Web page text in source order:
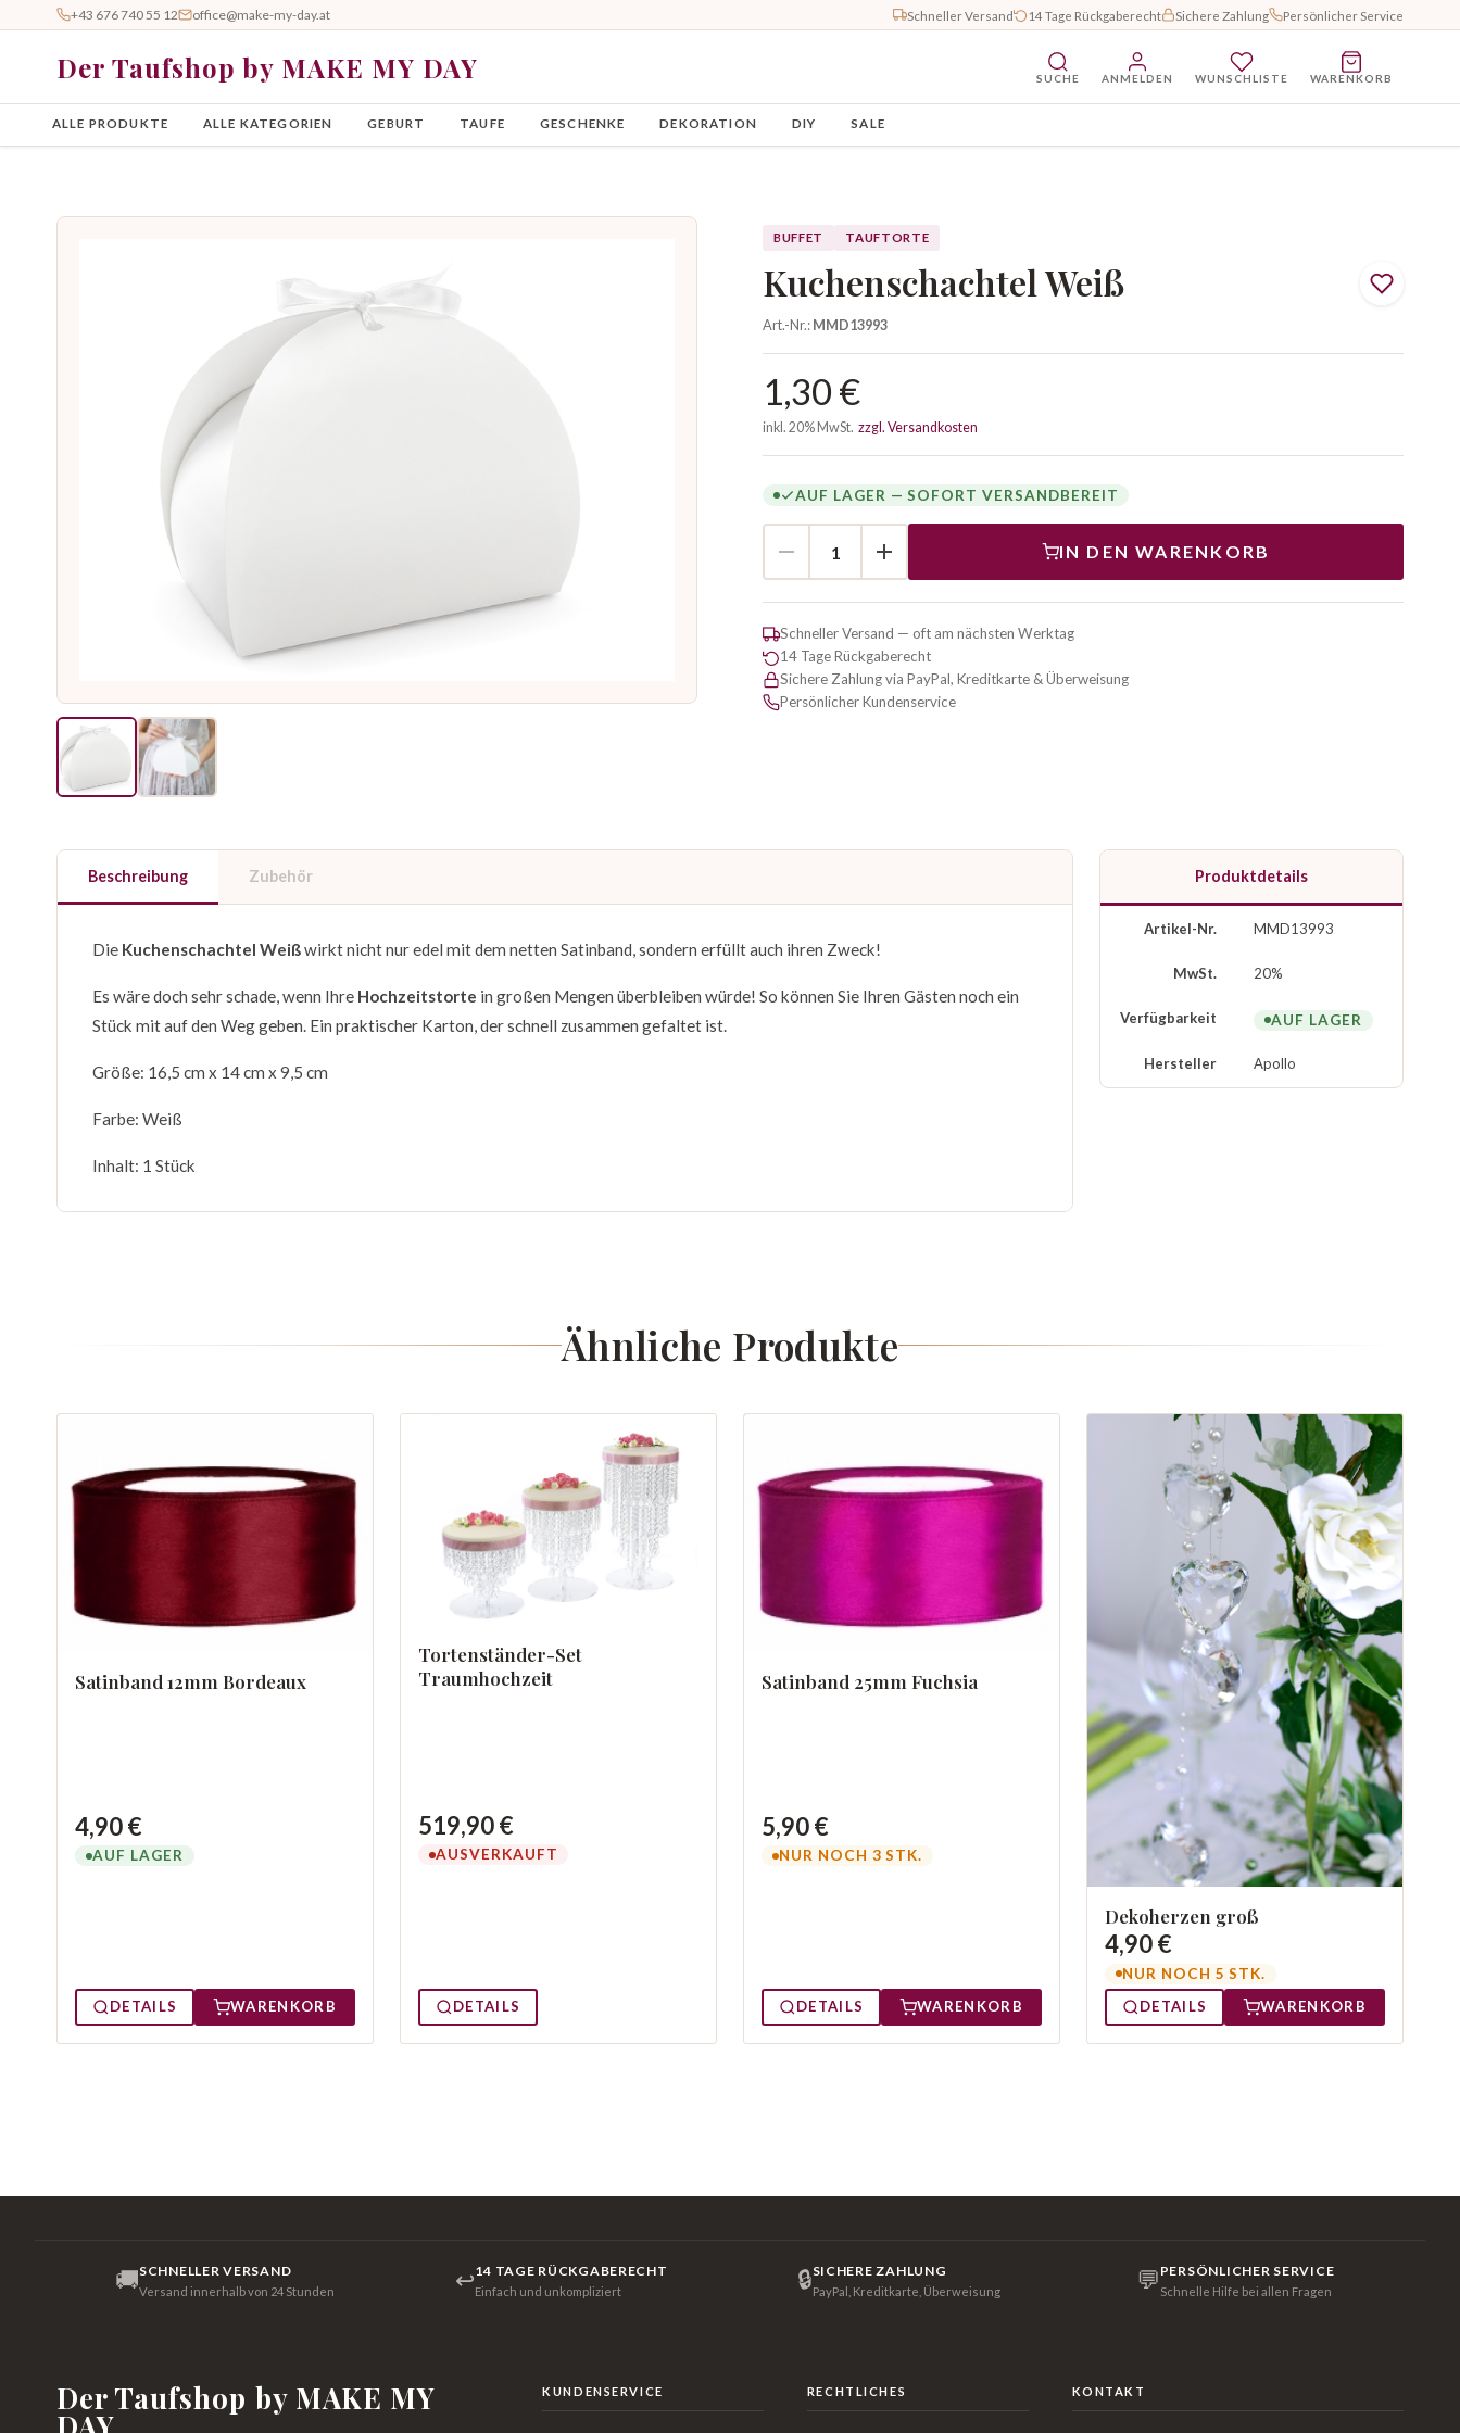
+43 676 740 55 12 office@make-my-day.at Schneller Versand 14 Tage Rückgaberecht Sichere Zahlung Persönlicher Service
Der Taufshop by MAKE MY DAY SUCHE ANMELDEN WUNSCHLISTE WARENKORB
ALLE PRODUKTE ALLE KATEGORIEN GEBURT TAUFE GESCHENKE DEKORATION DIY SALE
BUFFET TAUFTORTE
Kuchenschachtel Weiß
Art.-Nr.:MMD13993
1,30 €
inkl. 20% MwSt. zzgl. Versandkosten
AUF LAGER — SOFORT VERSANDBEREIT
IN DEN WARENKORB
Schneller Versand — oft am nächsten Werktag
14 Tage Rückgaberecht
Sichere Zahlung via PayPal, Kreditkarte & Überweisung
Persönlicher Kundenservice
Beschreibung Zubehör
Die Kuchenschachtel Weißwirkt nicht nur edel mit dem netten Satinband, sondern erfüllt auch ihren Zweck!
Es wäre doch sehr schade, wenn Ihre Hochzeitstorte in großen Mengen überbleiben würde! So können Sie Ihren Gästen noch ein
Stück mit auf den Weg geben. Ein praktischer Karton, der schnell zusammen gefaltet ist.
Größe: 16,5 cm x 14 cm x 9,5 cm
Farbe: Weiß
Inhalt: 1 Stück
Produktdetails
Artikel-Nr. MMD13993
MwSt. 20%
Verfügbarkeit AUF LAGER
Hersteller Apollo
Ähnliche Produkte
Satinband 12mm Bordeaux
4,90 €
AUF LAGER
DETAILS WARENKORB
Tortenständer-Set
Traumhochzeit
519,90 €
AUSVERKAUFT
DETAILS
Satinband 25mm Fuchsia
5,90 €
NUR NOCH 3 STK.
DETAILS WARENKORB
Dekoherzen groß
4,90 €
NUR NOCH 5 STK.
DETAILS
WARENKORB
🚚SCHNELLER VERSAND
Versand innerhalb von 24 Stunden ↩14 TAGE RÜCKGABERECHT
Einfach und unkompliziert 🔒SICHERE ZAHLUNG
PayPal, Kreditkarte, Überweisung 💬 PERSÖNLICHER SERVICE
Schnelle Hilfe bei allen Fragen
Der Taufshop by MAKE MY KUNDENSERVICE RECHTLICHES KONTAKT